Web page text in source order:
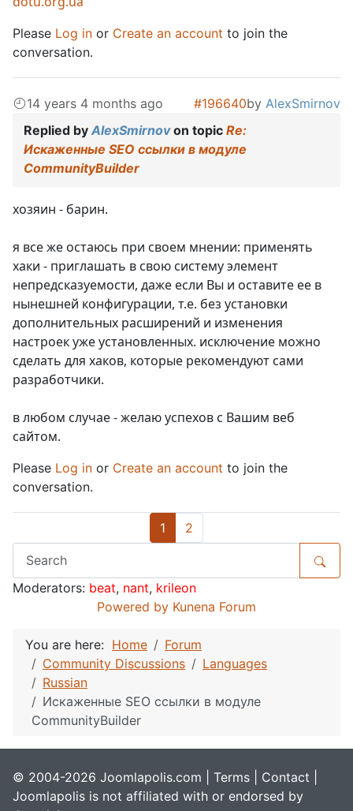
Please Log in or Create an account to join the
conversation.
14 years 4 months ago #196640by AlexSmirnov
Replied by AlexSmirnovon topic Re:
Искаженные SEO ссылки в модуле
CommunityBuilder
хозяин - барин.
я все же остаюсь при своем мнении: применять
хаки - приглашать в свою систему элемент
непредсказуемости, даже если Вы и оставите ее в
нынешней конфигурации, т.е. без установки
дополнительных расширений и изменения
настроек уже установленных. исключение можно
сделать для хаков, которые рекомендуют сами
разработчики.
в любом случае - желаю успехов с Вашим веб
сайтом.
Please Log in or Create an account to join the
conversation.
1 2
Moderators: beat, nant, krileon
Powered by Kunena Forum
You are here: Home
Forum
Community Discussions
Languages
Russian
Искаженные SEO ссылки в модуле
CommunityBuilder
© 2004-2026 Joomlapolis.com | Terms Contact
Joomlapolis is not affiliated with or endorsed by